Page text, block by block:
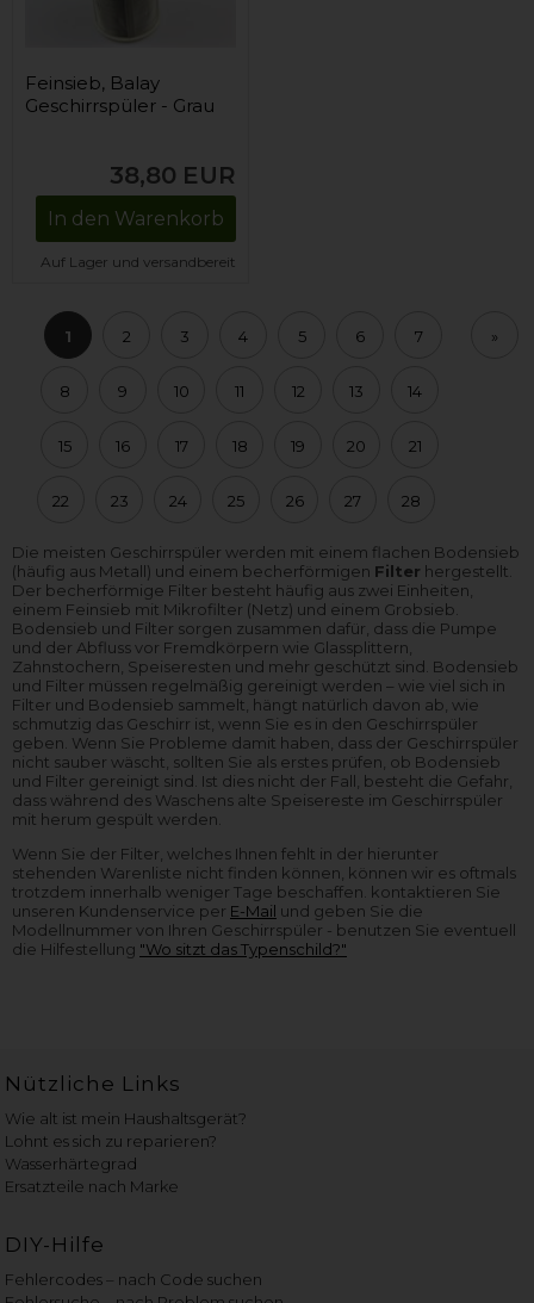
Feinsieb, Balay
Geschirrspüler - Grau
38,80 EUR
In den Warenkorb
Auf Lager und versandbereit
1 2 3 4 5 6 7
8 9 10 11 12 13 14
15 16 17 18 19 20 21
22 23 24 25 26 27 28
»
Die meisten Geschirrspüler werden mit einem flachen Bodensieb
(häufig aus Metall) und einem becherförmigen Filter hergestellt.
Der becherförmige Filter besteht häufig aus zwei Einheiten,
einem Feinsieb mit Mikrofilter (Netz) und einem Grobsieb.
Bodensieb und Filter sorgen zusammen dafür, dass die Pumpe
und der Abfluss vor Fremdkörpern wie Glassplittern,
Zahnstochern, Speiseresten und mehr geschützt sind. Bodensieb
und Filter müssen regelmäßig gereinigt werden – wie viel sich in
Filter und Bodensieb sammelt, hängt natürlich davon ab, wie
schmutzig das Geschirr ist, wenn Sie es in den Geschirrspüler
geben. Wenn Sie Probleme damit haben, dass der Geschirrspüler
nicht sauber wäscht, sollten Sie als erstes prüfen, ob Bodensieb
und Filter gereinigt sind. Ist dies nicht der Fall, besteht die Gefahr,
dass während des Waschens alte Speisereste im Geschirrspüler
mit herum gespült werden.
Wenn Sie der Filter, welches Ihnen fehlt in der hierunter
stehenden Warenliste nicht finden können, können wir es oftmals
trotzdem innerhalb weniger Tage beschaffen. kontaktieren Sie
unseren Kundenservice per E-Mail und geben Sie die
Modellnummer von Ihren Geschirrspüler - benutzen Sie eventuell
die Hilfestellung "Wo sitzt das Typenschild?"
Nützliche Links
Wie alt ist mein Haushaltsgerät?
Lohnt es sich zu reparieren?
Wasserhärtegrad
Ersatzteile nach Marke
DIY-Hilfe
Fehlercodes – nach Code suchen